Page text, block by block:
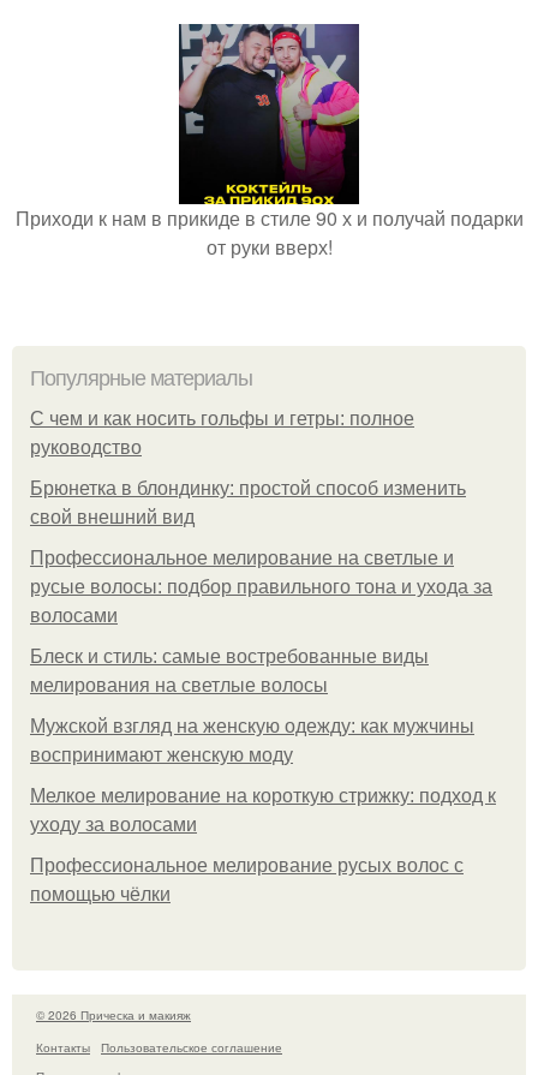
Приходи к нам в прикиде в стиле 90 х и получай подарки
от руки вверх!
Популярные материалы
С чем и как носить гольфы и гетры: полное
руководство
Брюнетка в блондинку: простой способ изменить
свой внешний вид
Профессиональное мелирование на светлые и
русые волосы: подбор правильного тона и ухода за
волосами
Блеск и стиль: самые востребованные виды
мелирования на светлые волосы
Мужской взгляд на женскую одежду: как мужчины
воспринимают женскую моду
Мелкое мелирование на короткую стрижку: подход к
уходу за волосами
Профессиональное мелирование русых волос с
помощью чёлки
© 2026 Прическа и макияж
Контакты
Пользовательское соглашение